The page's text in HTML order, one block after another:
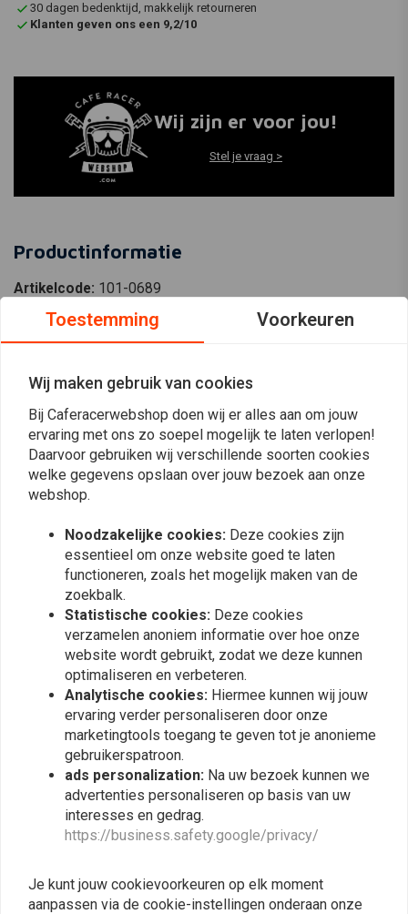
30 dagen bedenktijd, makkelijk retourneren
Klanten geven ons een 9,2/10
Wij zijn er voor jou!
Stel je vraag >
Productinformatie
Artikelcode: 101-0689
EAN-code:
7423542937987
Reviews
(0 beoordelingen)
Plaats ook een review
Vergelijkbare producten
Toestemming Voorkeuren
Wij maken gebruik van cookies
Bij Caferacerwebshop doen wij er alles aan om jouw
ervaring met ons zo soepel mogelijk te laten verlopen!
Daarvoor gebruiken wij verschillende soorten cookies
welke gegevens opslaan over jouw bezoek aan onze
webshop.
Noodzakelijke cookies: Deze cookies zijn
essentieel om onze website goed te laten
functioneren, zoals het mogelijk maken van de
zoekbalk.
Statistische cookies: Deze cookies
verzamelen anoniem informatie over hoe onze
website wordt gebruikt, zodat we deze kunnen
optimaliseren en verbeteren.
Analytische cookies: Hiermee kunnen wij jouw
ervaring verder personaliseren door onze
marketingtools toegang te geven tot je anonieme
gebruikerspatroon.
ads personalization: Na uw bezoek kunnen we
advertenties personaliseren op basis van uw
interesses en gedrag.
https://business.safety.google/privacy/
Je kunt jouw cookievoorkeuren op elk moment
aanpassen via de cookie-instellingen onderaan onze